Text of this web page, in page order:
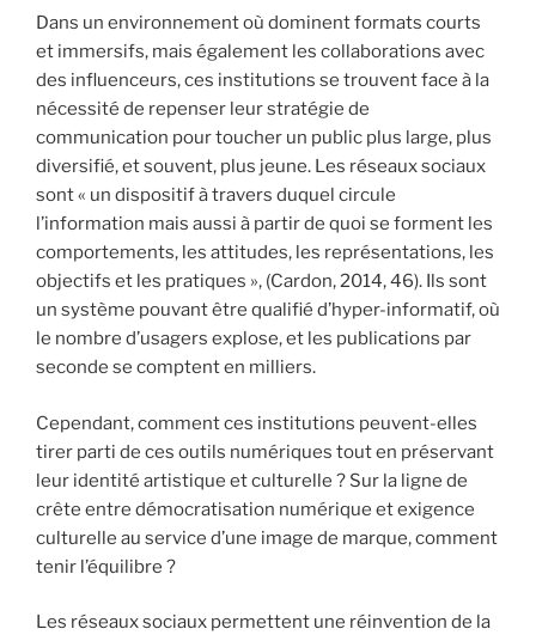
Dans un environnement où dominent formats courts
et immersifs, mais également les collaborations avec
des influenceurs, ces institutions se trouvent face à la
nécessité de repenser leur stratégie de
communication pour toucher un public plus large, plus
diversifié, et souvent, plus jeune. Les réseaux sociaux
sont « un dispositif à travers duquel circule
l’information mais aussi à partir de quoi se forment les
comportements, les attitudes, les représentations, les
objectifs et les pratiques », (Cardon, 2014, 46). Ils sont
un système pouvant être qualifié d’hyper-informatif, où
le nombre d’usagers explose, et les publications par
seconde se comptent en milliers.
Cependant, comment ces institutions peuvent-elles
tirer parti de ces outils numériques tout en préservant
leur identité artistique et culturelle ? Sur la ligne de
crête entre démocratisation numérique et exigence
culturelle au service d’une image de marque, comment
tenir l’équilibre ?
Les réseaux sociaux permettent une réinvention de la